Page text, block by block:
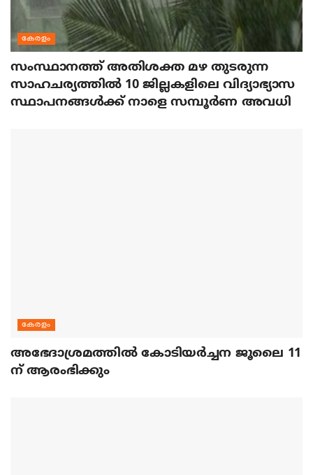
കേരളം
സംസ്ഥാനത്ത് അതിശക്ത മഴ തുടരുന്ന
സാഹചര്യത്തിൽ 10 ജില്ലകളിലെ വിദ്യാഭ്യാസ
സ്ഥാപനങ്ങൾക്ക് നാളെ സമ്പൂർണ അവധി
കേരളം
അഭേദാശ്രമത്തില്‍ കോടിയര്‍ച്ചന ജൂലൈ 11
ന് ആരംഭിക്കും